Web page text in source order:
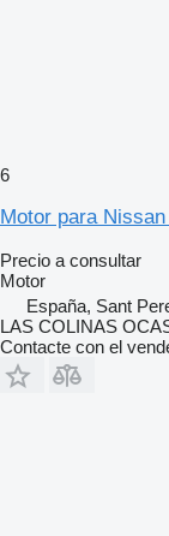
6
Motor para
Precio a consultar
Motor
España, Sant
LAS COLINAS
Contacte con el